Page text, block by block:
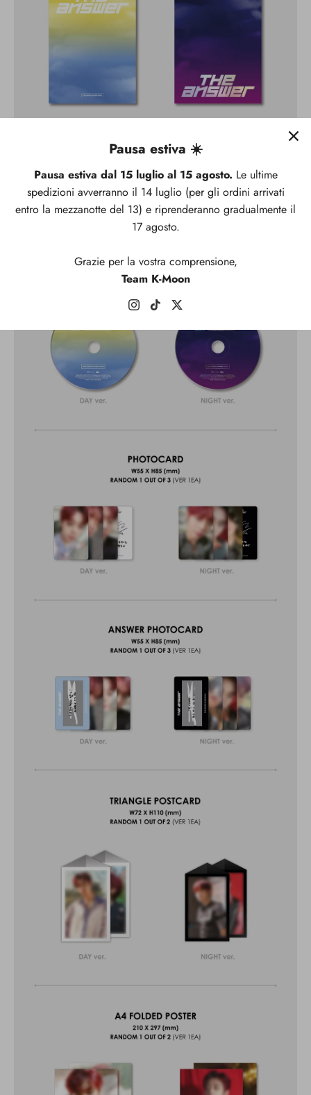
Pausa estiva ☀️
Pausa estiva dal 15 luglio al 15 agosto. Le ultime
spedizioni avverranno il 14 luglio (per gli ordini arrivati
entro la mezzanotte del 13) e riprenderanno gradualmente il
17 agosto.
Grazie per la vostra comprensione,
Team K-Moon